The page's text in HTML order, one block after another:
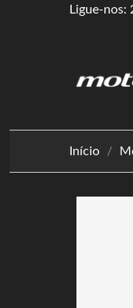
Ligue-nos:
Início